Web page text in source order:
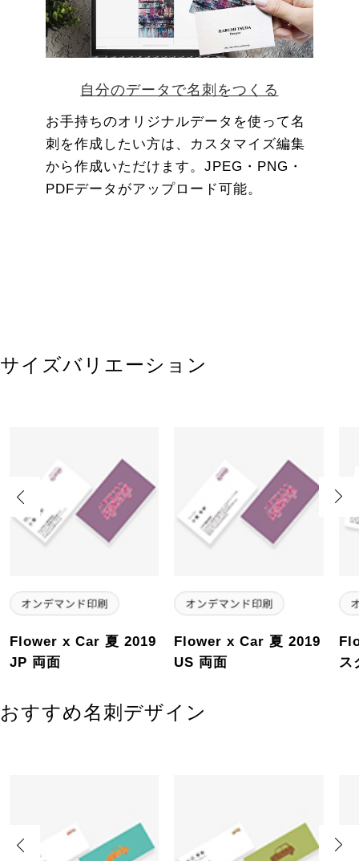
自分のデータで名刺をつくる
お手持ちのオリジナルデータを使って名
刺を作成したい方は、カスタマイズ編集
から作成いただけます。JPEG・PNG・
PDFデータがアップロード可能。
サイズバリエーション
Flower x Car 夏 2019
JP 両面
Flower x Car 夏 2019
US 両面
ス
Previous Next
おすすめ名刺デザイン
Previous Next